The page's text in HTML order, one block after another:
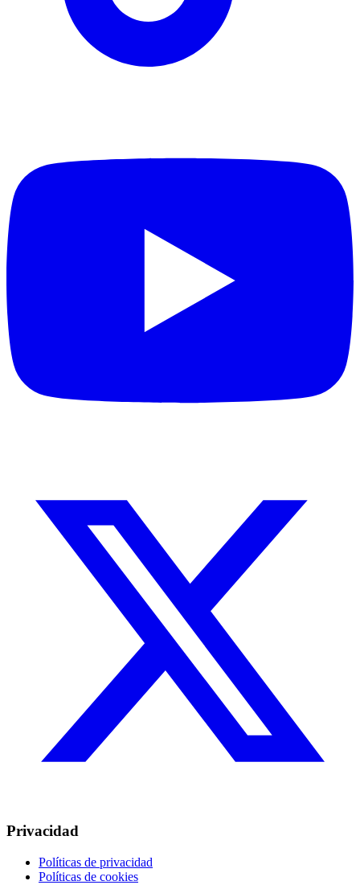
Privacidad
Políticas de privacidad
Políticas de cookies